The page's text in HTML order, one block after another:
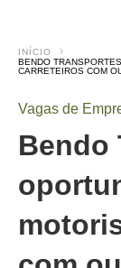
INÍCIO
BENDO
CARRETEIROS COM
Vagas de
Bendo